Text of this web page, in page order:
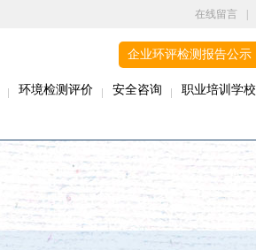
在线留言
企业环评检测报告公示
环境检测评价 安全咨询 职业培训学校